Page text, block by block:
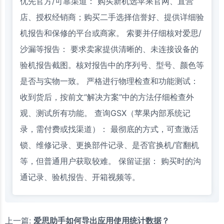
店、授权经销商；购买二手选择信誉好、提供详细验
机报告和保修的平台或商家。 索要并仔细核对爱思/
沙漏等报告： 要求卖家提供清晰的、未连接设备的
验机报告截图。核对报告中的序列号、型号、颜色等
是否与实物一致。 严格进行物理检查和功能测试：
收到货后，按前文“解决方案”中的方法仔细检查外
观、测试所有功能。 查询GSX（苹果内部系统记
录，需付费或找渠道）： 最彻底的方式，可查激活
锁、维修记录、更换部件记录、是否官换机/官翻机
等，但普通用户获取较难。 保留证据： 购买时的沟
通记录、验机报告、开箱视频等。
上一篇: 爱思助手如何导出应用使用统计数据？